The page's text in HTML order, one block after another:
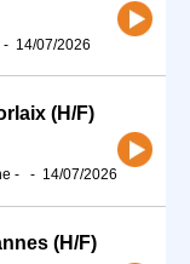
- 14/07/2026
(H/F)
- - 14/07/2026
(H/F)